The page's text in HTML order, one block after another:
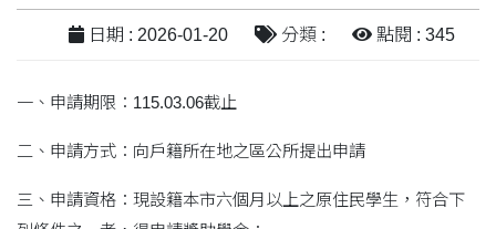
日期 : 2026-01-20 分類 : 點閱 : 345
一、申請期限：115.03.06截止
二、申請方式：向戶籍所在地之區公所提出申請
三、申請資格：現設籍本市六個月以上之原住民學生，符合下